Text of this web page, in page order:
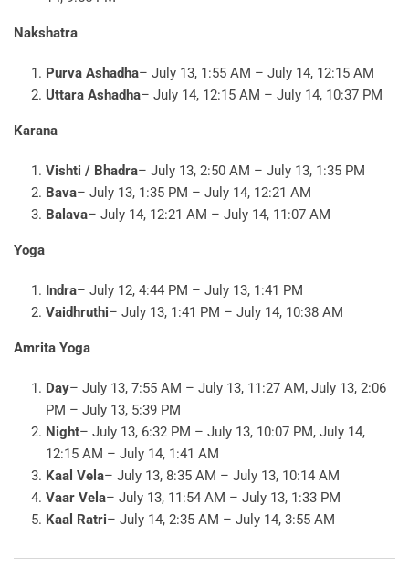
Nakshatra
Purva Ashadha– July 13, 1:55 AM – July 14, 12:15 AM
Uttara Ashadha– July 14, 12:15 AM – July 14, 10:37 PM
Karana
Vishti / Bhadra– July 13, 2:50 AM – July 13, 1:35 PM
Bava– July 13, 1:35 PM – July 14, 12:21 AM
Balava– July 14, 12:21 AM – July 14, 11:07 AM
Yoga
Indra– July 12, 4:44 PM – July 13, 1:41 PM
Vaidhruthi– July 13, 1:41 PM – July 14, 10:38 AM
Amrita Yoga
Day– July 13, 7:55 AM – July 13, 11:27 AM, July 13, 2:06
PM – July 13, 5:39 PM
Night– July 13, 6:32 PM – July 13, 10:07 PM, July 14,
12:15 AM – July 14, 1:41 AM
Kaal Vela– July 13, 8:35 AM – July 13, 10:14 AM
Vaar Vela– July 13, 11:54 AM – July 13, 1:33 PM
Kaal Ratri– July 14, 2:35 AM – July 14, 3:55 AM